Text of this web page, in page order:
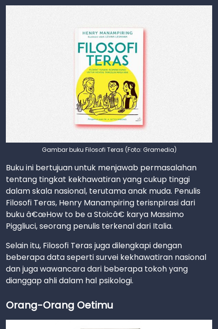
Gambar buku Filosofi Teras (Foto: Gramedia)
Buku ini bertujuan untuk menjawab permasalahan
tentang tingkat kekhawatiran yang cukup tinggi
dalam skala nasional, terutama anak muda. Penulis
Filosofi Teras, Henry Manampiring terisnpirasi dari
buku â€œHow to be a Stoicâ€ karya Massimo
Piggliuci, seorang penulis terkenal dari Italia.
Selain itu, Filosofi Teras juga dilengkapi dengan
beberapa data seperti survei kekhawatiran nasional
dan juga wawancara dari beberapa tokoh yang
dianggap ahli dalam hal psikologi.
Orang-Orang Oetimu